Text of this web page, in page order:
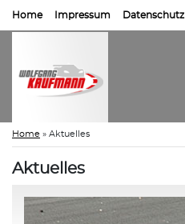
Home Impressum Datenschutz
Home » Aktuelles
Aktuelles